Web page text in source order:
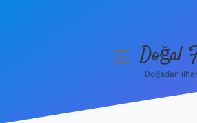
menüyüDoğal
Doğadan